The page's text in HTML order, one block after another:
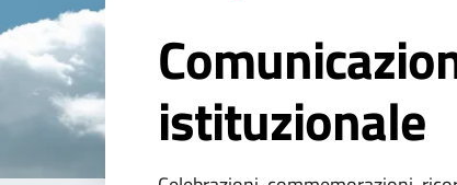
istituzionale